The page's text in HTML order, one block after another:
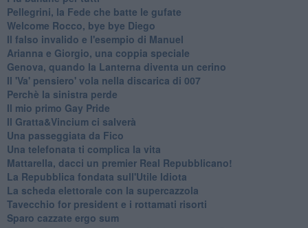
Pellegrini, la Fede che batte le gufate
Welcome Rocco, bye bye Diego
Il falso invalido e l'esempio di Manuel
Arianna e Giorgio, una coppia speciale
Genova, quando la Lanterna diventa un cerino
Il 'Va' pensiero' vola nella discarica di 007
Perchè la sinistra perde
Il mio primo Gay Pride
Il Gratta&Vincium ci salverà
Una passeggiata da Fico
Una telefonata ti complica la vita
Mattarella, dacci un premier Real Repubblicano!
La Repubblica fondata sull'Utile Idiota
La scheda elettorale con la supercazzola
Tavecchio for president e i rottamati risorti
Sparo cazzate ergo sum